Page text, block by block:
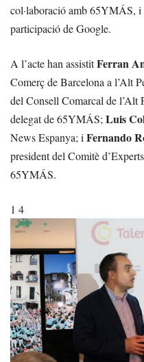
col·laboració amb 65YMÁS, i
participació de Google.
A l’acte han assistitFerran
Comerç de Barcelona a l’Alt
del Consell Comarcal de l’Alt
delegat de 65YMÁS;Luis
News Espanya; iFernando
president del Comitè
65YMÁS.
1 4